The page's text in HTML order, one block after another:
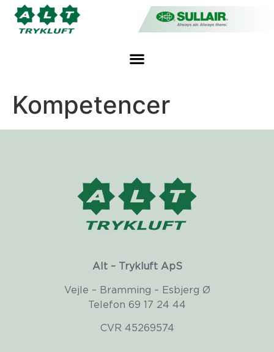
Kompetencer
Alt – Trykluft ApS
Vejle – Bramming – Esbjerg Ø
Telefon 69 17 24 44
CVR 45269574